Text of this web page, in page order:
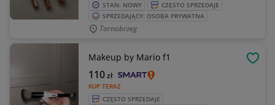
STAN: NOWY
CZĘSTO SPRZEDAJE
SPRZEDAJĄCY: OSOBA PRYWATNA
Tarnobrzeg
Makeup by Mario f1
KUP TERAZ
110zł
CZĘSTO SPRZEDAJE